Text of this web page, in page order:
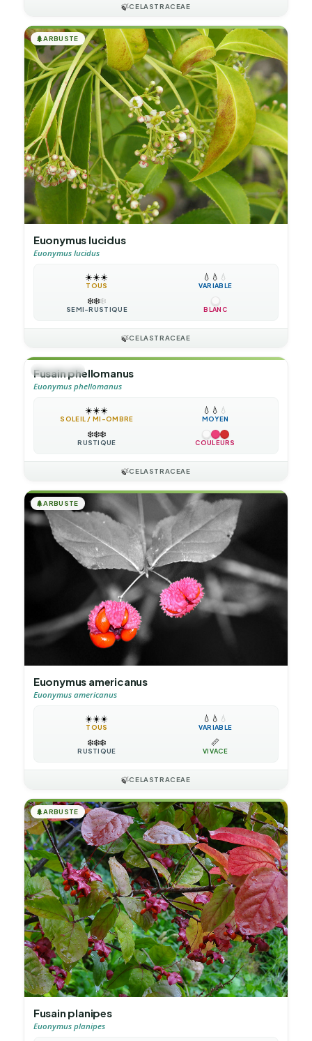
🍃CELASTRACEAE
🌲ARBUSTE
Euonymus lucidus
Euonymus lucidus
☀️☀️☀️
TOUS
💧 💧 💧
VARIABLE
❄️❄️❄️
SEMI-RUSTIQUE BLANC
🍃CELASTRACEAE
🌲ARBUSTE
Fusain phellomanus
Euonymus phellomanus
☀️☀️☀️
SOLEIL / MI-OMBRE
💧 💧 💧
MOYEN
❄️❄️❄️
RUSTIQUE COULEURS
🍃CELASTRACEAE
🌲ARBUSTE
Euonymus americanus
Euonymus americanus
☀️☀️☀️
TOUS
💧 💧 💧
VARIABLE
❄️❄️❄️
RUSTIQUE
📏
VIVACE
🍃CELASTRACEAE
🌲ARBUSTE
Fusain planipes
Euonymus planipes